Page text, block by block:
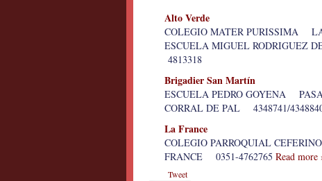
Alto Verde
COLEGIO MATER PURISSIMA
ESCUELA MIGUEL
4813318
Brigadier San Martín
ESCUELA PEDRO GOYENA
CORRAL DE PAL 4348741/
La France
COLEGIO PARROQUIAL
FRANCE 0351-4762765 Read more
Tweet